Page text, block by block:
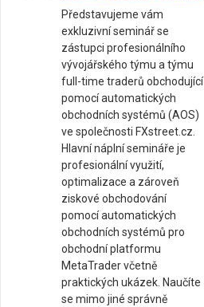
Představujeme vám
exkluzivní seminář se
zástupci profesionálního
vývojářského týmu a týmu
full-time traderů obchodující
pomocí automatických
obchodních systémů (AOS)
ve společnosti FXstreet.cz.
Hlavní náplní semináře je
profesionální využití,
optimalizace a zároveň
ziskové obchodování
pomocí automatických
obchodních systémů pro
obchodní platformu
MetaTrader včetně
praktických ukázek. Naučíte
se mimo jiné správně